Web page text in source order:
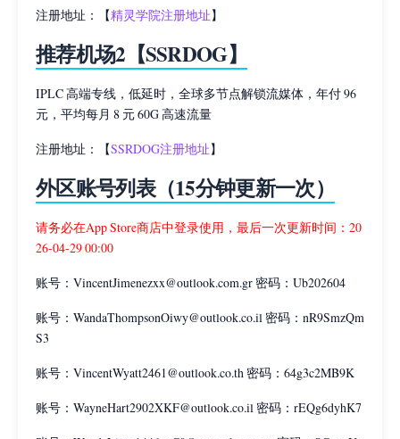
注册地址：【精灵学院注册地址】
推荐机场2【SSRDOG】
IPLC 高端专线，低延时，全球多节点解锁流媒体，年付 96
元，平均每月 8 元 60G 高速流量
注册地址：【SSRDOG注册地址】
外区账号列表（15分钟更新一次）
请务必在App Store商店中登录使用，最后一次更新时间：20
26-04-29 00:00
账号： VincentJimenezxx@outlook.com.gr 密码：Ub202604
账号： WandaThompsonOiwy@outlook.co.il 密码：nR9SmzQm
S3
账号： VincentWyatt2461@outlook.co.th 密码：64g3c2MB9K
账号： WayneHart2902XKF@outlook.co.il 密码：rEQg6dyhK7